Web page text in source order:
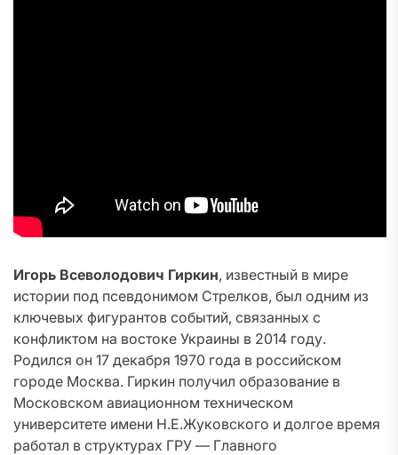
Игорь Всеволодович Гиркин, известный в мире
истории под псевдонимом Стрелков, был одним из
ключевых фигурантов событий, связанных с
конфликтом на востоке Украины в 2014 году.
Родился он 17 декабря 1970 года в российском
городе Москва. Гиркин получил образование в
Московском авиационном техническом
университете имени Н.Е.Жуковского и долгое время
работал в структурах ГРУ — Главного